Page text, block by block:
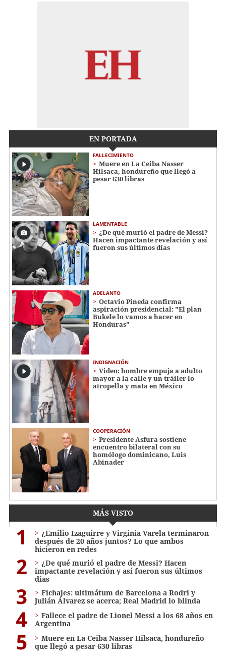
EN PORTADA
FALLECIMIENTO
Muere en La Ceiba Nasser
Hilsaca, hondureño que llegó a
pesar 630 libras
LAMENTABLE
¿De qué murió el padre de Messi?
Hacen impactante revelación y así
fueron sus últimos días
ADELANTO
Octavio Pineda confirma
aspiración presidencial: "El plan
Bukele lo vamos a hacer en
Honduras"
INDIGNACIÓN
Video: hombre empuja a adulto
mayor a la calle y un tráiler lo
atropella y mata en México
COOPERACIÓN
Presidente Asfura sostiene
encuentro bilateral con su
homólogo dominicano, Luis
Abinader
MÁS VISTO
1
¿Emilio Izaguirre y Virginia Varela terminaron
después de 20 años juntos? Lo que ambos
hicieron en redes
2
¿De qué murió el padre de Messi? Hacen
impactante revelación y así fueron sus últimos
días
3
Fichajes: ultimátum de Barcelona a Rodri y
Julián Álvarez se acerca; Real Madrid lo blinda
4
Fallece el padre de Lionel Messi a los 68 años en
Argentina
5
Muere en La Ceiba Nasser Hilsaca, hondureño
que llegó a pesar 630 libras